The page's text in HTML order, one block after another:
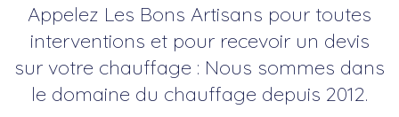
Appelez Les Bons Artisans pour toutes
interventions et pour recevoir un devis
sur votre chauffage : Nous sommes dans
le domaine du chauffage depuis 2012.